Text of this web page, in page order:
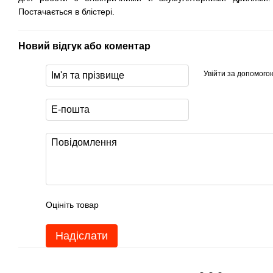
Постачається в блістері.
Новий відгук або коментар
Увійти за
Оцініть товар
Надіслати